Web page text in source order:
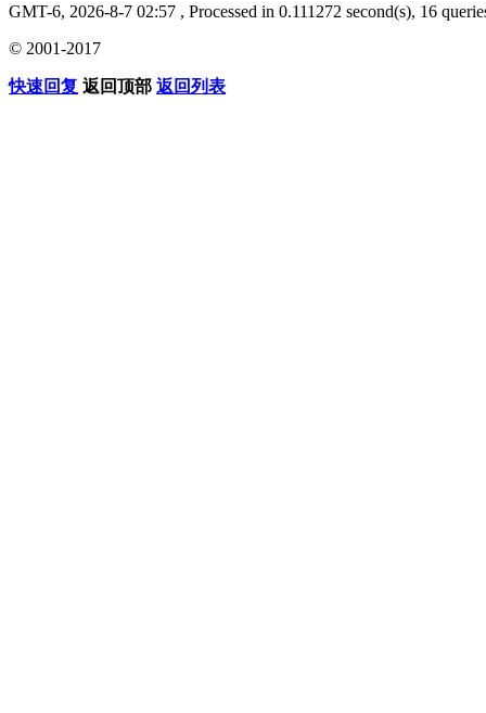
GMT-6, 2026-8-7 02:57 , Processed in 0.111272 second(s), 16
© 2001-2017
快速回复 返回顶部 返回列表